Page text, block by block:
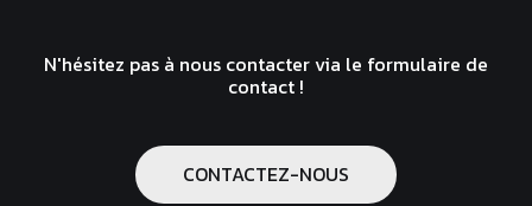
N'hésitez pas à nous contacter via le formulaire de
contact !
CONTACTEZ-NOUS